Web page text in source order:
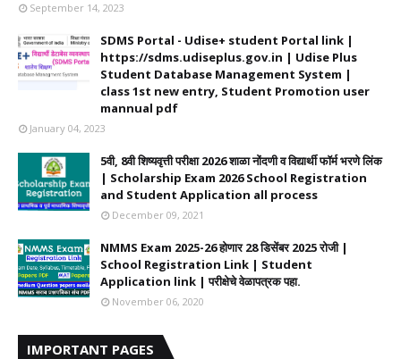
September 14, 2023
SDMS Portal - Udise+ student Portal link |
https://sdms.udiseplus.gov.in | Udise Plus
Student Database Management System |
class 1st new entry, Student Promotion user
mannual pdf
January 04, 2023
5वी, 8वी शिष्यवृत्ती परीक्षा 2026 शाळा नोंदणी व विद्यार्थी फॉर्म भरणे लिंक
| Scholarship Exam 2026 School Registration
and Student Application all process
December 09, 2021
NMMS Exam 2025-26 होणार 28 डिसेंबर 2025 रोजी |
School Registration Link | Student
Application link | परीक्षेचे वेळापत्रक पहा.
November 06, 2020
IMPORTANT PAGES